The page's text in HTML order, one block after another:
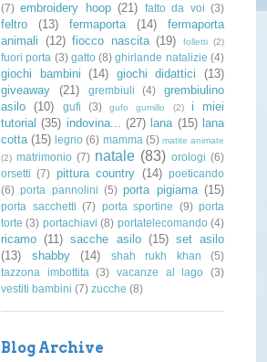
(7) embroidery hoop (21) fatto da voi (3)
feltro (13) fermaporta (14)
fermaporta
animali
(12) fiocco nascita (19) folletti (2)
fuori porta (3) gatto (8) ghirlande natalizie (4)
giochi bambini (14) giochi didattici
(13)
giveaway
(21) grembiuli (4)
grembiulino
asilo
(10) gufi (3) gufo gumillo (2)
i miei
tutorial (35) indovina... (27) lana (15) lana
cotta (15) legno (6) mamma (5) matite animate
(2) matrimonio (7) natale (83) orologi (6)
orsetti (7) pittura country (14) poeticando
(6) porta pannolini (5) porta pigiama (15)
porta sacchetti (7) porta sportine (9) porta
torte (3) portachiavi (8) portatelecomando (4)
ricamo (11) sacche asilo (15) set asilo
(13)
shabby (14) shah rukh khan
(5)
tazzona imbottita
(3) vacanze al lago
(3)
vestiti bambini (7) zucche (8)
Blog Archive